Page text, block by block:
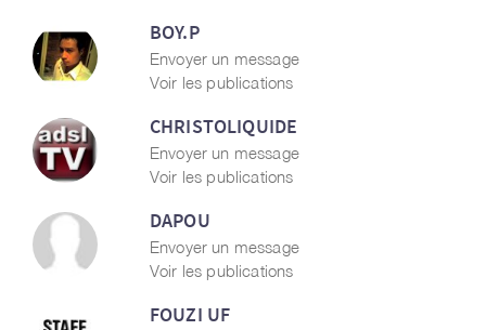
BOY.P
Envoyer un message
Voir les publications
CHRISTOLIQUIDE
Envoyer un message
Voir les publications
DAPOU
Envoyer un message
Voir les publications
FOUZI UF